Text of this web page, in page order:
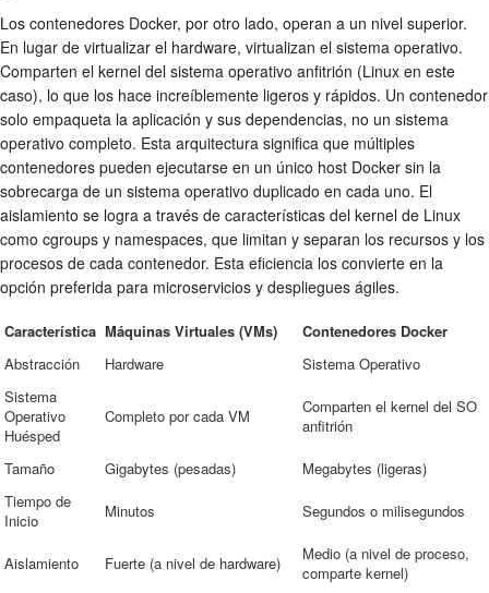
Los contenedores Docker, por otro lado, operan a un nivel superior.
En lugar de virtualizar el hardware, virtualizan el sistema operativo.
Comparten el kernel del sistema operativo anfitrión (Linux en este
caso), lo que los hace increíblemente ligeros y rápidos. Un contenedor
solo empaqueta la aplicación y sus dependencias, no un sistema
operativo completo. Esta arquitectura significa que múltiples
contenedores pueden ejecutarse en un único host Docker sin la
sobrecarga de un sistema operativo duplicado en cada uno. El
aislamiento se logra a través de características del kernel de Linux
como cgroups y namespaces, que limitan y separan los recursos y los
procesos de cada contenedor. Esta eficiencia los convierte en la
opción preferida para microservicios y despliegues ágiles.
Característica Máquinas Virtuales (VMs)
Contenedores Docker
Abstracción
Hardware
Sistema Operativo
Sistema
Operativo
Huésped
Completo por cada VM
Comparten el kernel del SO
anfitrión
Tamaño Gigabytes (pesadas)
Megabytes (ligeras)
Tiempo de
Inicio
Minutos Segundos o milisegundos
Aislamiento Fuerte (a nivel de hardware)
Medio (a nivel de proceso,
comparte kernel)